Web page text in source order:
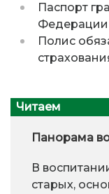
Паспорт
Федерации
Полис
Читаем
Панорама
В
старых,